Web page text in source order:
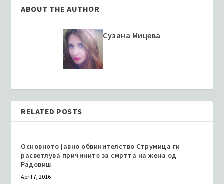
ABOUT THE AUTHOR
Сузана Мицева
RELATED POSTS
Основното јавно обвинителство Струмица ги
расветлува причините за смртта на жена од
Радовиш
April 7, 2016